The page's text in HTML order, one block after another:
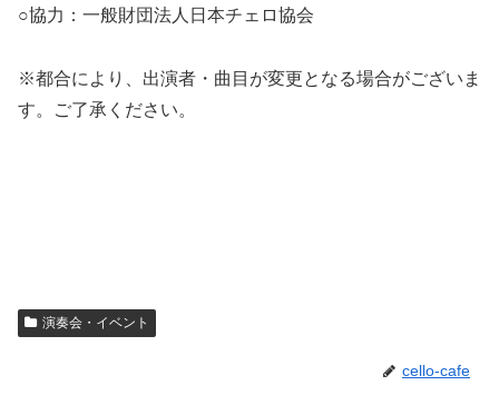
○協力：一般財団法人日本チェロ協会
※都合により、出演者・曲目が変更となる場合がございま
す。ご了承ください。
演奏会・イベント
cello-cafe